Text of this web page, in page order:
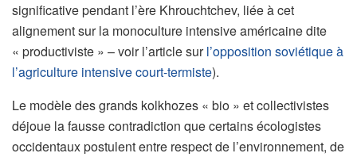
significative pendant l’ère Khrouchtchev, liée à cet
alignement sur la monoculture intensive américaine dite
« productiviste » – voir l’article surl’opposition soviétique à
l’agriculture intensive court-termiste).
Le modèle des grands kolkhozes « bio » et collectivistes
déjoue la fausse contradiction que certains écologistes
occidentaux postulent entre respect de l’environnement, de